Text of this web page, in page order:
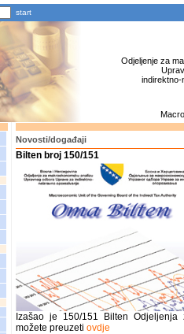
Odjeljenje za
indirektno-
Novosti/događaji
Bilten broj 150/151
Izašao je 150/151 Bilten Odjeljenja
možete preuzeti ovdje